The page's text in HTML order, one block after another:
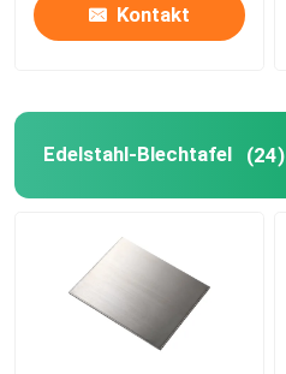
Kontakt
Edelstahl-Blechtafel (24)